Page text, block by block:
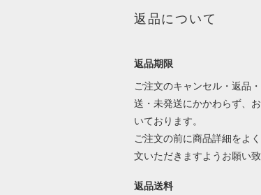
返品について
返品期限
ご注文のキャンセル・返品
送・未発送にかかわらず、
いております。
ご注文の前に商品詳細をよ
文いただきますようお願い
返品送料